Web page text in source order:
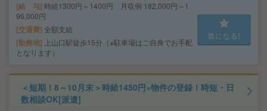
給 与 時給1300円～1400円 月収例 182,000円～1
96,000円
交通費 全額支給
勤務地
上山口駅徒歩15分（※駐車場はご自身でお手配
となります）
気になる!
＜短期！8～10月末＞時給1450円×物件の登録！時短・日
数相談OK[派遣]